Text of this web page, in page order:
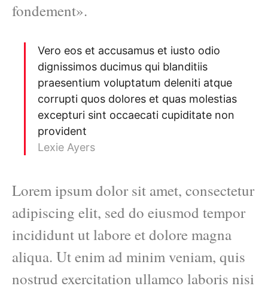
fondement».
Vero eos et accusamus et iusto odio
dignissimos ducimus qui blanditiis
praesentium voluptatum deleniti atque
corrupti quos dolores et quas molestias
excepturi sint occaecati cupiditate non
provident
Lexie Ayers
Lorem ipsum dolor sit amet, consectetur
adipiscing elit, sed do eiusmod tempor
incididunt ut labore et dolore magna
aliqua. Ut enim ad minim veniam, quis
nostrud exercitation ullamco laboris nisi